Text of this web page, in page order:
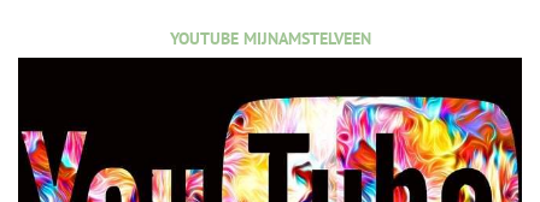
YOUTUBE MIJNAMSTELVEEN